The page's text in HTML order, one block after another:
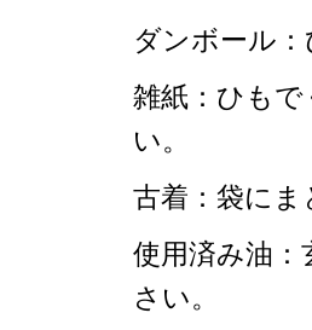
ダンボール
雑紙：ひも
い。
古着：袋に
使用済み油
さい。